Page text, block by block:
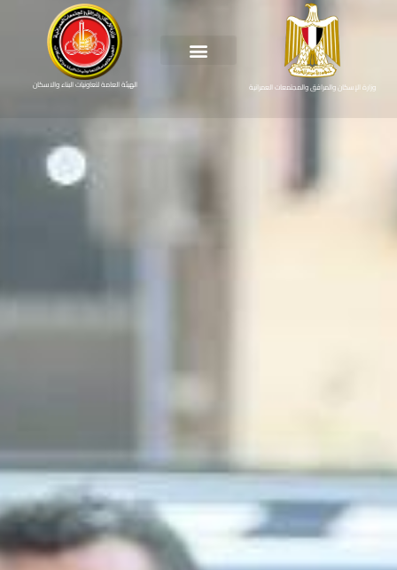
وزارة الإسكان والمرافق والمجتمعات العمرانية الهيئة العامة لتعاونيات البناء والاسكان